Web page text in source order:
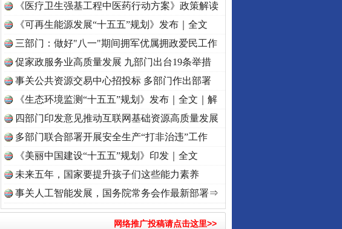
牢记初心使命 奋进复兴征程丨红船起航处 潮起..·[视频]一首歌的时间，读懂乐至的“诗与远方”
《医疗卫生强基工程中医药行动方案》政策解读
《可再生能源发展“十五五”规划》发布｜全文
三部门：做好"八一"期间拥军优属拥政爱民工作
促家政服务业高质量发展 九部门出台19条举措
事关公共资源交易中心招投标 多部门作出部署
《生态环境监测“十五五”规划》发布｜全文｜解
读
四部门印发意见推动互联网基础资源高质量发展
多部门联合部署开展安全生产“打非治违”工作
《美丽中国建设“十五五”规划》印发｜全文
未来五年，国家要提升孩子们这些能力素养
事关人工智能发展，国务院常务会作最新部署⇒
网络推广投稿请点击这里>>